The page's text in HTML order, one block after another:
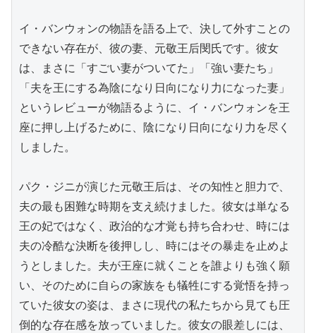
イ・バンウォンの物語を語る上で、決して外すことの
できない存在が、彼の妻、元敬王后閔氏です。彼女
は、まさに「すごい妻がついてた」「強い妻たち」
「夫を王にする為陰になり日向になり力になった妻」
というレビューが物語るように、イ・バンウォンを王
座に押し上げるために、陰になり日向になり力を尽く
しました。
パク・ジニが演じた元敬王后は、その知性と胆力で、
夫の最も困難な時期を支え続けました。彼女は単なる
王の妃ではなく、政治的な才覚も持ち合わせ、時には
夫の冷酷な決断を後押しし、時にはその暴走を止めよ
うとしました。夫が王座に就くことを誰よりも強く願
い、そのために自らの家族をも犠牲にする覚悟を持っ
ていた彼女の姿は、まさに現代の私たちから見ても圧
倒的な存在感を放っていました。彼女の眼差しには、